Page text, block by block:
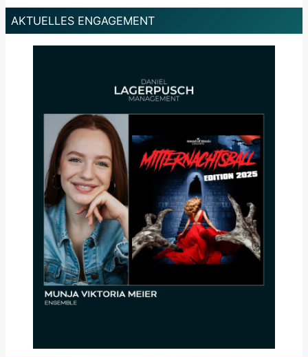
AKTUELLES ENGAGEMENT